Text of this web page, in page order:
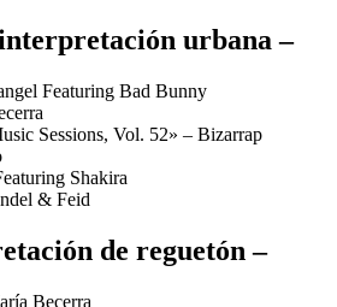
urbana –
Featuring Bad Bunny
Sessions, Vol. 52» – Bizarrap
Shakira
& Feid
de reguetón –
Becerra